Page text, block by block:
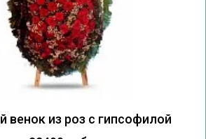
венок из роз с гипсофилой